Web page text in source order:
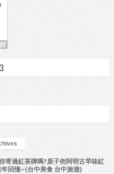
寄過紅茶牌嗎?原子街阿明古早味紅
回憶~(台中美食 台中旅遊)